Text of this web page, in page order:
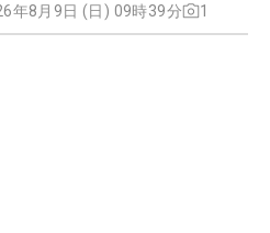
年8月9日 (日) 09時39分 1